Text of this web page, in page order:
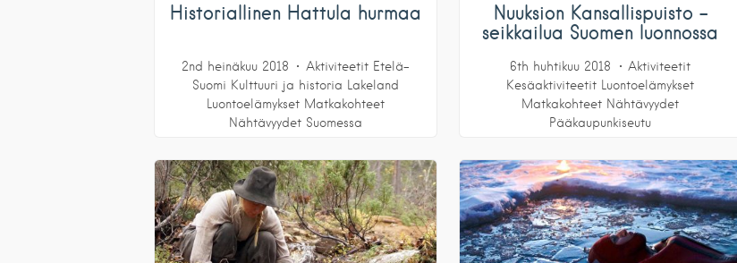
Historiallinen Hattula hurmaa
2nd heinäkuu 2018 Aktiviteetit Etelä-
Suomi Kulttuuri ja historia
Lakeland
Luontoelämykset Matkakohteet
Nähtävyydet Suomessa
Nuuksion Kansallispuisto –
seikkailua Suomen luonnossa
6th huhtikuu 2018
Aktiviteetit
Kesäaktiviteetit
Luontoelämykset
Matkakohteet Nähtävyydet
Pääkaupunkiseutu